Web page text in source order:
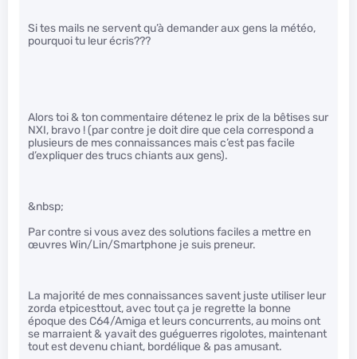
Si tes mails ne servent qu’à demander aux gens la météo,
pourquoi tu leur écris???
Alors toi & ton commentaire détenez le prix de la bêtises sur
NXI, bravo ! (par contre je doit dire que cela correspond a
plusieurs de mes connaissances mais c’est pas facile
d’expliquer des trucs chiants aux gens).
&nbsp;
Par contre si vous avez des solutions faciles a mettre en
œuvres Win/Lin/Smartphone je suis preneur.
La majorité de mes connaissances savent juste utiliser leur
zorda etpicesttout, avec tout ça je regrette la bonne
époque des C64/Amiga et leurs concurrents, au moins ont
se marraient & yavait des guéguerres rigolotes, maintenant
tout est devenu chiant, bordélique & pas amusant.